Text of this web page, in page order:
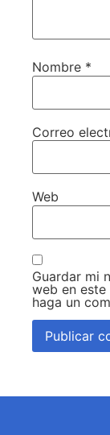
Nombre *
Correo
Web
Guardar mi
web en
haga un